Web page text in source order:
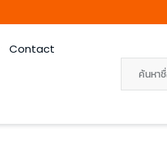
Contact